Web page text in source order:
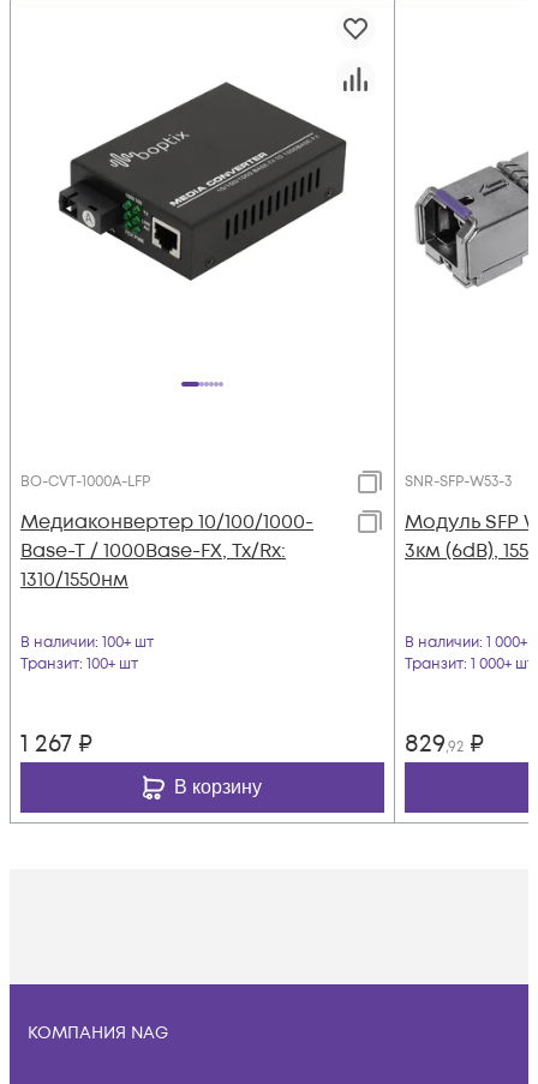
BO-CVT-1000A-LFP
Медиаконвертер 10/100/1000-
Base-T / 1000Base-FX, Tx/Rx:
1310/1550нм
В наличии: 100+ шт
Транзит: 100+ шт
1 267 ₽
В корзину
SNR-SFP-W53-3
Модуль SFP
3км (6dB),
В наличии: 1 000+
Транзит: 1 000+ шт
829,92 ₽
КОМПАНИЯ NAG